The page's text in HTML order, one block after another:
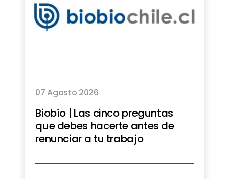
07 Agosto 2026
Biobío | Las cinco preguntas
que debes hacerte antes de
renunciar a tu trabajo